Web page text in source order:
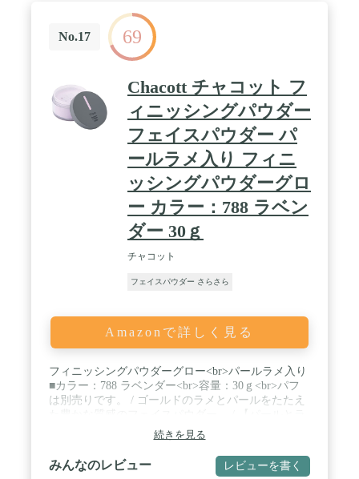
No.17 69
Chacott チャコット フ
ィニッシングパウダー
フェイスパウダー パ
ールラメ入り フィニ
ッシングパウダーグロ
ー カラー：788 ラベン
ダー 30ｇ
チャコット
フェイスパウダー さらさら
Amazonで詳しく見る
フィニッシングパウダーグロー<br>パールラメ入り
■カラー：788 ラベンダー<br>容量：30ｇ<br>パフ
は別売りです。 / ゴールドのラメとパールをたたえ
メの光の反射で明るいツヤ肌】<br>●昼の自然光で
はナチュラルな輝き、夜はライティングにより大人
の輝きに・・・●光を操り明るいツヤ肌にブライト
アップ。 / 【上品で華やかな仕上がり】<br>●上品
続きを見る
みんなのレビュー レビューを書く